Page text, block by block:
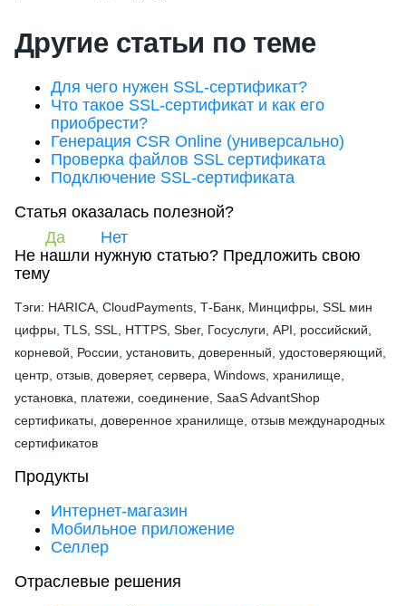
Другие статьи по теме
Для чего нужен SSL-сертификат?
Что такое SSL-сертификат и как его
приобрести?
Генерация CSR Online (универсально)
Проверка файлов SSL сертификата
Подключение SSL-сертификата
Статья оказалась полезной?
Да
Нет
Не нашли нужную статью? Предложить свою
тему
Тэги: HARICA, CloudPayments, Т-Банк, Минцифры, SSL мин
цифры, TLS, SSL, HTTPS, Sber, Госуслуги, API, российский,
корневой, России, установить, доверенный, удостоверяющий,
центр, отзыв, доверяет, сервера, Windows, хранилище,
установка, платежи, соединение, SaaS AdvantShop
сертификаты, доверенное хранилище, отзыв международных
сертификатов
Продукты
Интернет-магазин
Мобильное приложение
Селлер
Отраслевые решения